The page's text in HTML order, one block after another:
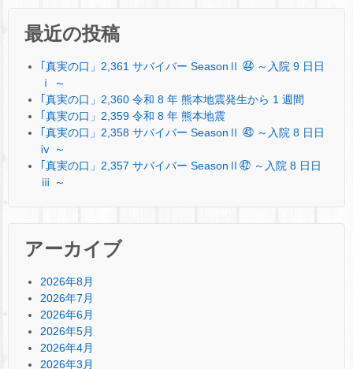
最近の投稿
｢真実の口」2,361 サバイバー SeasonⅡ ㊹ ～入院 9 日日
ⅰ ～
｢真実の口」2,360 令和 8 年 熊本地震発生から 1 週間
｢真実の口」2,359 令和 8 年 熊本地震
｢真実の口」2,358 サバイバー SeasonⅡ ㊸ ～入院 8 日日
ⅳ ～
｢真実の口」2,357 サバイバー SeasonⅡ㊷ ～入院 8 日日
ⅲ ～
アーカイブ
2026年8月
2026年7月
2026年6月
2026年5月
2026年4月
2026年3月